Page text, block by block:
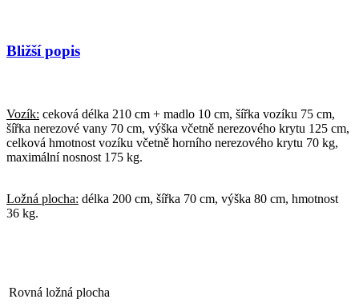
Bližší popis
Vozík: ceková délka 210 cm + madlo 10 cm, šířka vozíku 75 cm,
šířka nerezové vany 70 cm, výška včetně nerezového krytu 125 cm,
celková hmotnost vozíku včetně horního nerezového krytu 70 kg,
maximální nosnost 175 kg.
Ložná plocha: délka 200 cm, šířka 70 cm, výška 80 cm, hmotnost
36 kg.
Rovná ložná plocha